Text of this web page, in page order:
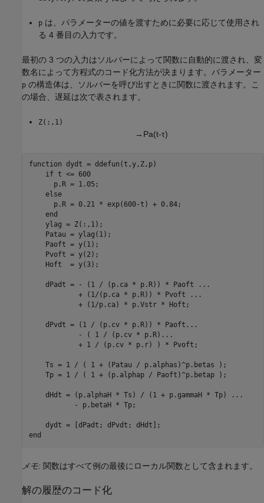
p は、パラメーターの値を渡すために必要に応じて使用され
る 4 番目の入力です。
最初の 3 つの入力はソルバーによって関数に自動的に渡され、変
数名によって方程式のコード化方法が決まります。パラメーター
p の構造体は、ソルバーを呼び出すときに関数に渡されます。こ
の場合、遅延は次で表されます。
Z(:,1)
→ Pa(t-τ)
function dydt = ddefun(t,y,Z,p)
if t <= 600
      p.R = 1.05;
else
      p.R = 0.21 * exp(600-t) + 0.84;
end
    ylag = Z(:,1);
    Patau = ylag(1);
    Paoft = y(1);
    Pvoft = y(2);
    Hoft  = y(3);
    dPadt = - (1 / (p.ca * p.R)) * Paoft
...
            + (1/(p.ca * p.R)) * Pvoft
...
            + (1/p.ca) * p.Vstr * Hoft;
    dPvdt = (1 / (p.cv * p.R)) * Paoft
...
            - ( 1 / (p.cv * p.R)
...
            + 1 / (p.cv * p.r) ) * Pvoft;
    Ts = 1 / ( 1 + (Patau / p.alphas)^p.betas );
    Tp = 1 / ( 1 + (p.alphap / Paoft)^p.betap );
    dHdt = (p.alphaH * Ts) / (1 + p.gammaH * Tp)
...
           - p.betaH * Tp;
end
メモ: 関数はすべて例の最後にローカル関数として含まれます。
解の履歴のコード化